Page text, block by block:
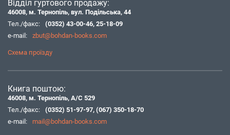
Відділ гуртового продажу:
46008, м. Тернопіль, вул. Подільська, 44
Тел./факс:
(0352) 43-00-46, 25-18-09
e-mail:
zbut@bohdan-books.com
Схема проїзду
Книга поштою:
46008, м. Тернопіль, А/С 529
Тел./факс:
(0352) 51-97-97, (067) 350-18-70
e-mail:
mail@bohdan-books.com